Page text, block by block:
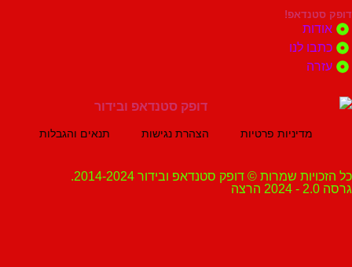
לנו
מדיניות פרטיות הצהרת נגישות תנאים והגבלות
שמרות © דופק סטנדאפ ובידור 2014-2024.